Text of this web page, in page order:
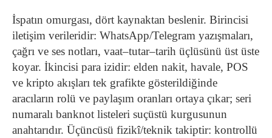
İspatın omurgası, dört kaynaktan beslenir. Birincisi
iletişim verileridir: WhatsApp/Telegram yazışmaları,
çağrı ve ses notları, vaat–tutar–tarih üçlüsünü üst üste
koyar. İkincisi para izidir: elden nakit, havale, POS
ve kripto akışları tek grafikte gösterildiğinde
aracıların rolü ve paylaşım oranları ortaya çıkar; seri
numaralı banknot listeleri suçüstü kurgusunun
anahtarıdır. Üçüncüsü fizikî/teknik takiptir: kontrollü